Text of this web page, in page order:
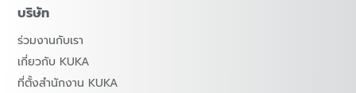
บริษัท
ร่วมงานกับเรา
เกี่ยวกับ KUKA
ที่ตั้งสำนักงาน KUKA